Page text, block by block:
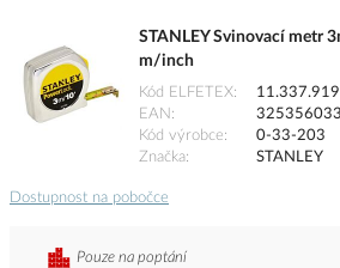
STANLEY Svinovací metr
m/inch
Kód ELFETEX
11.337.919
EAN
Kód výrobce
0-33-203
Značka
STANLEY
Dostupnost na pobočce
Pouze na poptání